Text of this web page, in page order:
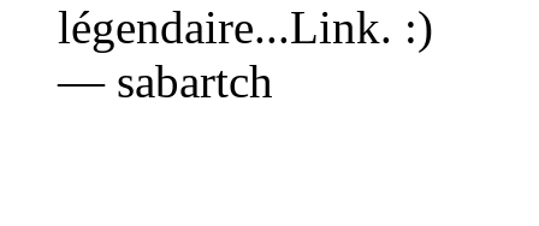
légendaire...Link. :)
— sabartch